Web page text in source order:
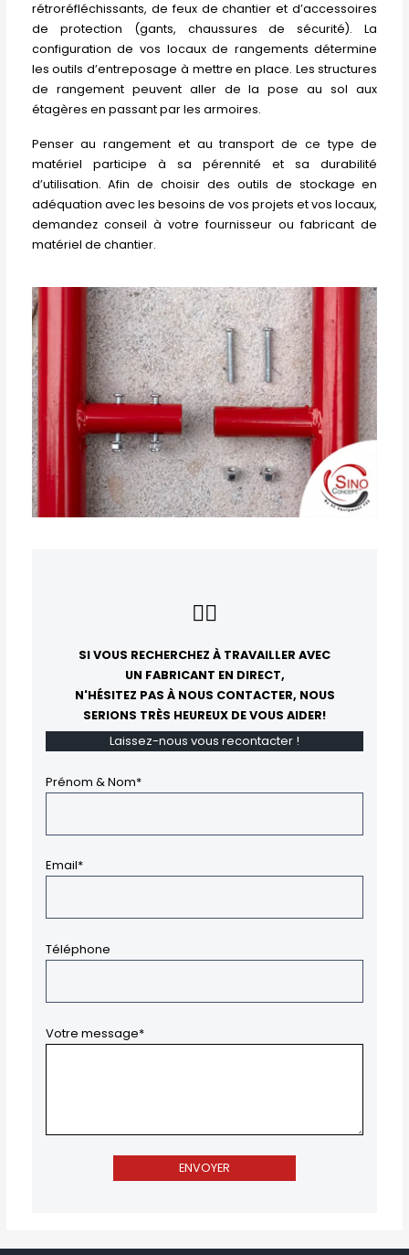
rétroréfléchissants, de feux de chantier et d’accessoires
de protection (gants, chaussures de sécurité). La
configuration de vos locaux de rangements détermine
les outils d’entreposage à mettre en place. Les structures
de rangement peuvent aller de la pose au sol aux
étagères en passant par les armoires.
Penser au rangement et au transport de ce type de
matériel participe à sa pérennité et sa durabilité
d’utilisation. Afin de choisir des outils de stockage en
adéquation avec les besoins de vos projets et vos locaux,
demandez conseil à votre fournisseur ou fabricant de
matériel de chantier.
👇🏻
SI VOUS RECHERCHEZ À TRAVAILLER AVEC
UN FABRICANT EN DIRECT,
N'HÉSITEZ PAS À NOUS CONTACTER, NOUS
SERIONS TRÈS HEUREUX DE VOUS AIDER!
Laissez-nous vous recontacter !
Prénom & Nom*
Email*
Téléphone
Votre message*